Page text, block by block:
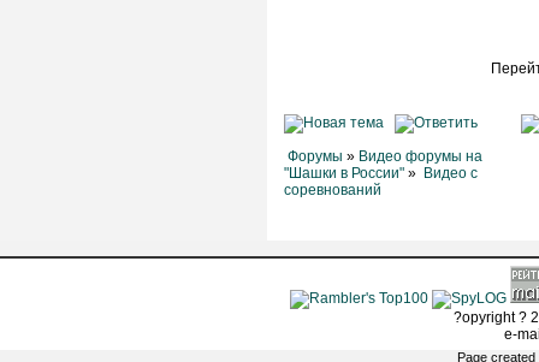
Форумы » Видео форумы на
"Шашки в России" » Видео с
соревнований
?opyright ?
e-
Page